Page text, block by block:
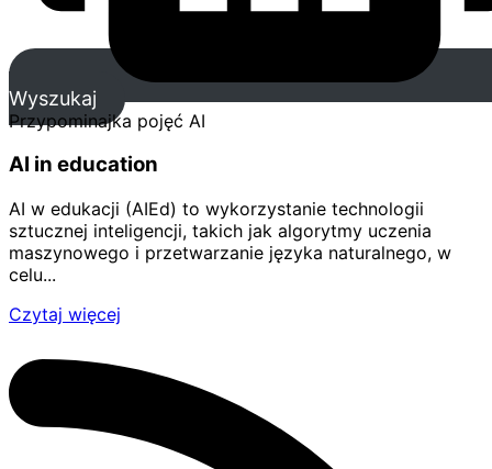
Wyszukaj
Przypominajka pojęć AI
AI in education
AI w edukacji (AIEd) to wykorzystanie technologii
sztucznej inteligencji, takich jak algorytmy uczenia
maszynowego i przetwarzanie języka naturalnego, w
celu...
Czytaj więcej